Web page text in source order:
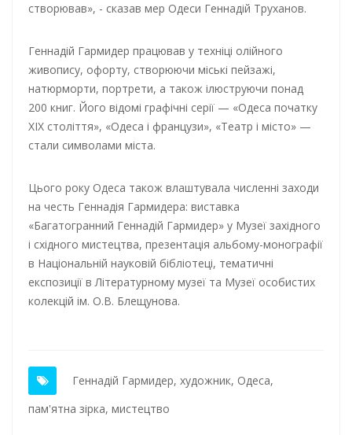
створював», - сказав мер Одеси Геннадій Труханов.
Геннадій Гармидер працював у техніці олійного
живопису, офорту, створюючи міські пейзажі,
натюрморти, портрети, а також ілюструючи понад
200 книг. Його відомі графічні серії — «Одеса початку
ХІХ століття», «Одеса і французи», «Театр і місто» —
стали символами міста.
Цього року Одеса також влаштувала численні заходи
на честь Геннадія Гармидера: виставка
«Багатогранний Геннадій Гармидер» у Музеї західного
і східного мистецтва, презентація альбому-монографії
в Національній науковій бібліотеці, тематичні
експозиції в Літературному музеї та Музеї особистих
колекцій ім. О.В. Блещунова.
Геннадій Гармидер, художник, Одеса,
пам'ятна зірка, мистецтво